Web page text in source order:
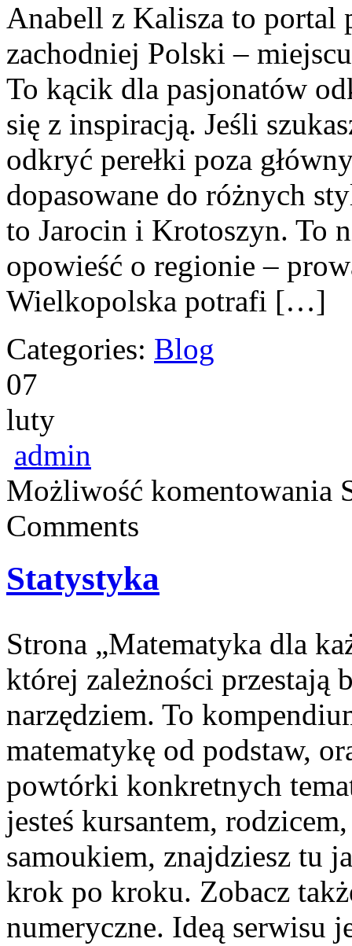
Anabell z Kalisza to portal
zachodniej Polski –
To kącik dla pasjonatów
się z inspiracją. Jeśli
odkryć perełki poza
dopasowane do różnych
to Jarocin i Krotoszyn. To
opowieść o regionie –
Wielkopolska potrafi […]
Categories: Blog
07
luty
admin
Możliwość komentowania
Comments
Statystyka
Strona „Matematyka dla
której zależności przestają
narzędziem. To
matematykę od podstaw,
powtórki konkretnych
jesteś kursantem,
samoukiem, znajdziesz tu
krok po kroku. Zobacz
numeryczne. Ideą serwisu